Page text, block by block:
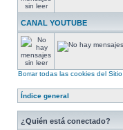
CANAL YOUTUBE
Borrar todas las cookies del Sitio
Índice general
¿Quién está conectado?